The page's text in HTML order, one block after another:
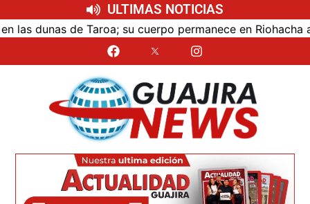
ULTIMAS NOTICIAS
de Taroa; su cuerpo permanece en Riohacha a la